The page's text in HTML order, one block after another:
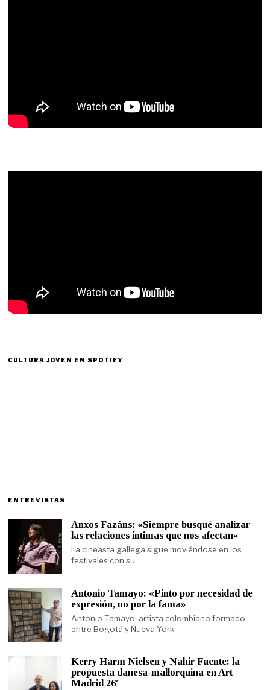
CULTURA JOVEN EN SPOTIFY
ENTREVISTAS
Anxos Fazáns: «Siempre busqué analizar
las relaciones íntimas que nos afectan»
La cineasta gallega sigue moviéndose en los
festivales con su
Antonio Tamayo: «Pinto por necesidad de
expresión, no por la fama»
Antonio Tamayo, artista colombiano formado
entre Bogotá y Nueva York
Kerry Harm Nielsen y Nahir Fuente: la
propuesta danesa-mallorquina en Art
Madrid 26′